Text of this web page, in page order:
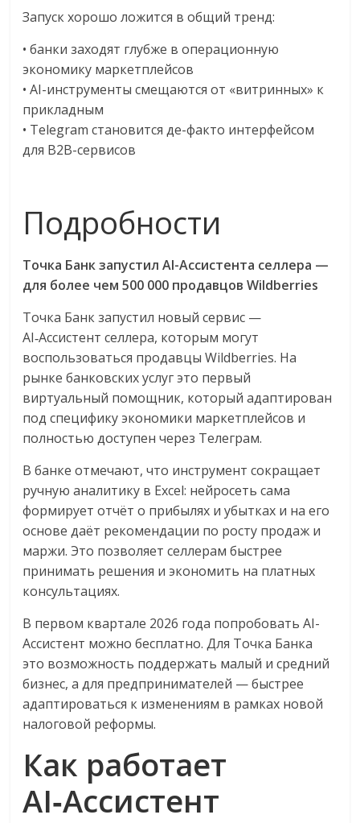
Запуск хорошо ложится в общий тренд:
• банки заходят глубже в операционную
экономику маркетплейсов
• AI-инструменты смещаются от «витринных» к
прикладным
• Telegram становится де-факто интерфейсом
для B2B-сервисов
Подробности
Точка Банк запустил AI-Ассистента селлера —
для более чем 500 000 продавцов Wildberries
Точка Банк запустил новый сервис —
AI‑Ассистент селлера, которым могут
воспользоваться продавцы Wildberries. На
рынке банковских услуг это первый
виртуальный помощник, который адаптирован
под специфику экономики маркетплейсов и
полностью доступен через Телеграм.
В банке отмечают, что инструмент сокращает
ручную аналитику в Excel: нейросеть сама
формирует отчёт о прибылях и убытках и на его
основе даёт рекомендации по росту продаж и
маржи. Это позволяет селлерам быстрее
принимать решения и экономить на платных
консультациях.
В первом квартале 2026 года попробовать AI-
Ассистент можно бесплатно. Для Точка Банка
это возможность поддержать малый и средний
бизнес, а дл​​я предпринимателей — быстрее
адаптироваться к изменениям в рамках новой
налоговой реформы.
Как работает
AI‑Ассистент